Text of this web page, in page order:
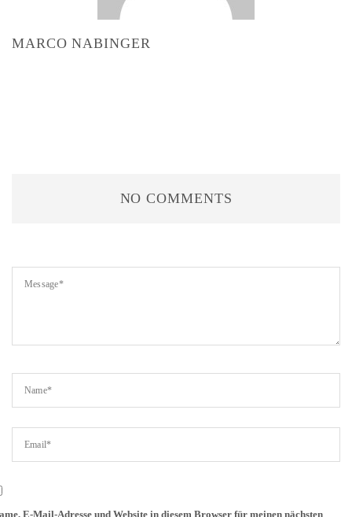
MARCO NABINGER
NO COMMENTS
E-Mail-Adresse und Website in diesem Browser für meinen nächsten